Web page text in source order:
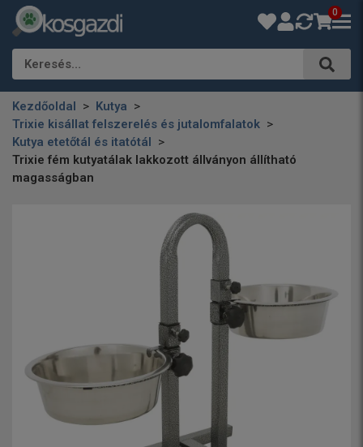
0
Keresés…
Kezdőoldal
Kutya
Trixie kisállat felszerelés és jutalomfalatok
Kutya etetőtál és itatótál
Trixie fém kutyatálak lakkozott állványon állítható
magasságban